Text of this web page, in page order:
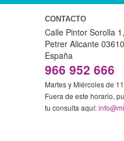
CONTACTO
Calle Pintor Sorolla 1,
Petrer Alicante 03610
España
966 952 666
Martes y Miércoles de
Fuera de este horario,
tu consulta aquí: